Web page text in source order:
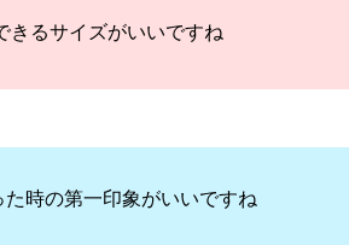
きるサイズがいいですね
時の第一印象がいいですね